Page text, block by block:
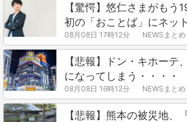
【驚愕】悠仁さまがもう
初の「おことば」にネッ
08月08日 17時12分 NEWSまと
【悲報】ドン・キホーテ
になってしまう・・・・
08月08日 16時12分 NEWSまと
【悲報】熊本の被災地、